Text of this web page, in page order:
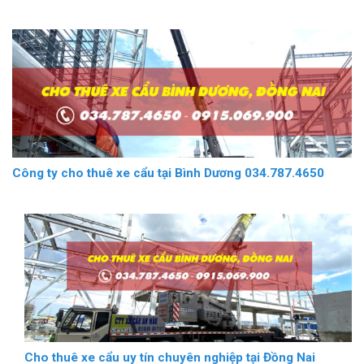
Công ty cho thuê xe cẩu tại Bình Dương 034.787.4650
Cho thuê xe cẩu uy tín chuyên nghiệp tại Đồng Nai